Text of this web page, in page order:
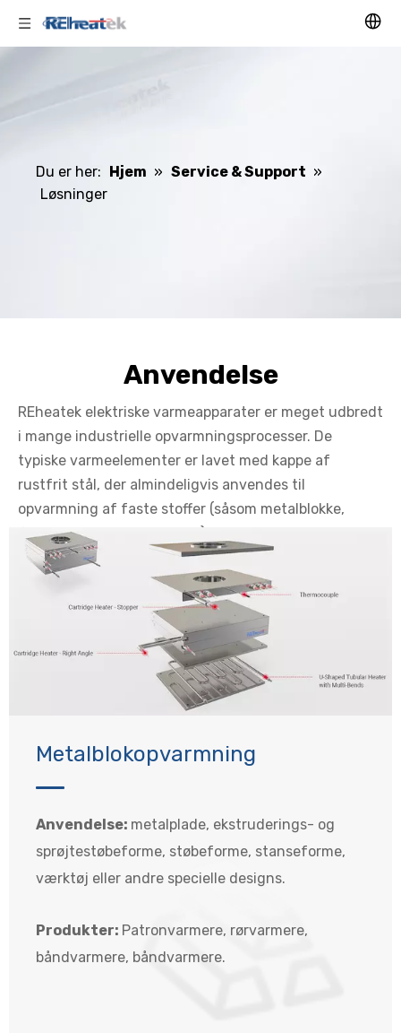
Du er her: Hjem » Service & Support »
Løsninger
Anvendelse
REheatek elektriske varmeapparater er meget udbredt
i mange industrielle opvarmningsprocesser. De
typiske varmeelementer er lavet med kappe af
rustfrit stål, der almindeligvis anvendes til
opvarmning af faste stoffer (såsom metalblokke,
forme, matricer eller plader), væsker eller gasser.
Metalblokopvarmning
Anvendelse: metalplade, ekstruderings- og
sprøjtestøbeforme, støbeforme, stanseforme,
værktøj eller andre specielle designs.
Produkter: Patronvarmere, rørvarmere,
båndvarmere, båndvarmere.